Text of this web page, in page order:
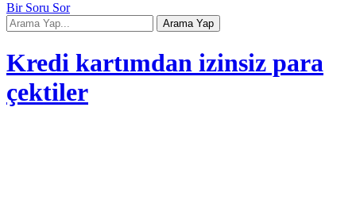
Bir Soru Sor
Kredi kartımdan izinsiz para
çektiler